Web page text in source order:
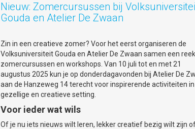
Kijkt u eens in denieuwe brochure, er is vast iets voor u bij. U
zich natuurlijk nu al inschrijven!
op www.vugouda.nl waar u zich ook kunt aanmelden voor de
nieuwsbrief.
NIEUWE LOCATIE: KANAALSTRAAT 31 - NIEUWE LOCATIE:
KANAALSTRAAT 31
Nieuw: Zomercursussen bij
Gouda en Atelier De Zwaan
Zin in een creatieve zomer? Voor het eerst organiseren de
Volksuniversiteit Gouda en Atelier De Zwaan samen een
zomercursussen en workshops. Van 10 juli tot en met 21
augustus 2025 kun je op donderdagavonden bij Atelier De
aan de Hanzeweg 14 terecht voor inspirerende activiteiten
gezellige en creatieve setting.
Voor ieder wat wils
Of je nu iets nieuws wilt leren, lekker creatief bezig wilt zijn